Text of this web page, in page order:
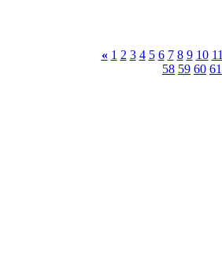
« 1 2 3 4 5 6 7 8 9 10 11
58 59 60 61